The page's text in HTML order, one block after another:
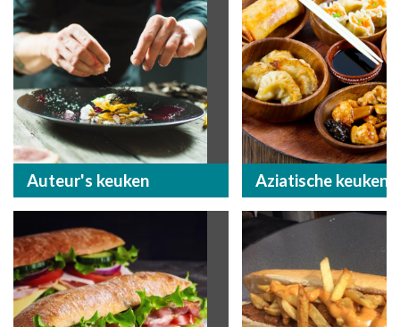
Auteur's keuken Aziatische keuken